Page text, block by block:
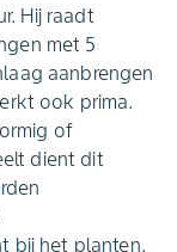
Hij raadt
met 5
aanbrengen
ook prima.
of
dient dit
bij het planten.